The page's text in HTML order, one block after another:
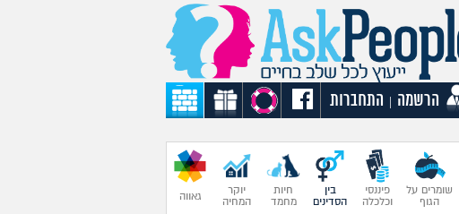
הרשמה התחברות
שומרים על
הגוף
פיננסי
וכלכלה
בין
הסדינים
חיות
מחמד
יוקר
המחיה
גאווה